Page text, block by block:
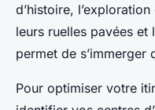
d’histoire,
leurs ruelles pavées et
permet de
Pour optimiser votre